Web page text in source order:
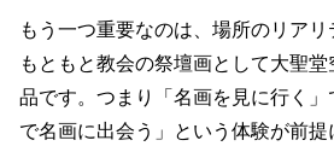
もう一つ重要なのは、場所のリアリ
もともと教会の祭壇画として大聖
品です。つまり「名画を見に行く
で名画に出会う」という体験が前